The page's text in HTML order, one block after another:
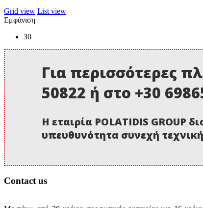
Grid view List view
Εμφάνιση
30
Για περισσότερες
50822 ή στο +30
Η εταιρία POLATIDIS GROUP
υπευθυνότητα συνεχή
Contact us